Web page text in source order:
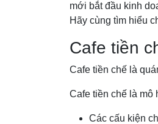
mới bắt đầu kinh
Hãy cùng tìm hiểu
Cafe tiền
Cafe tiền chế là
Cafe tiền chế là mô
Các cấu kiện